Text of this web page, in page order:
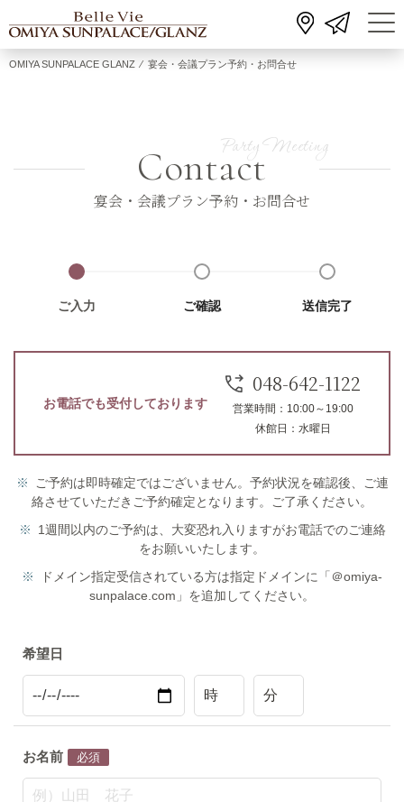
OMIYA SUNPALACE GLANZ ⁄ 宴会・会議プラン予約・お問合せ
Contact
宴会・会議プラン予約・お問合せ
ご入力 ご確認 送信完了
お電話でも受付しております
048-642-1122
営業時間：10:00～19:00
休館日：水曜日
ご予約は即時確定ではございません。予約状況を確認後、ご連
絡させていただきご予約確定となります。ご了承ください。
1週間以内のご予約は、大変恐れ入りますがお電話でのご連絡
をお願いいたします。
ドメイン指定受信されている方は指定ドメインに「＠omiya-
sunpalace.com」を追加してください。
希望日
お名前 必須